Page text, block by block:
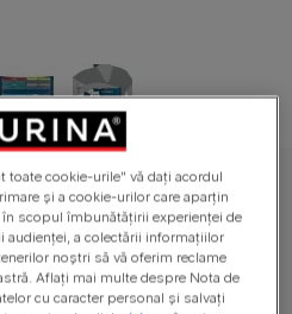
Somon, hrană umedă pentru
cu Vită, Pui, Iepure,
pentru pisici
toate cookie-urile" vă dați acordul
și a cookie-urilor care aparțin
scopul îmbunătățirii experienței de
audienței, a colectării informațiilor
noștri să vă oferim reclame
Aflați mai multe despre Nota de
cu caracter personal și salvați